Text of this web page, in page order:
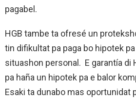
pagabel.
HGB tambe ta ofresé un
tin difikultat pa paga bo hipotek
situashon personal. E garantía di
pa haña un hipotek pa e balor
Esaki ta dunabo mas oportunidat